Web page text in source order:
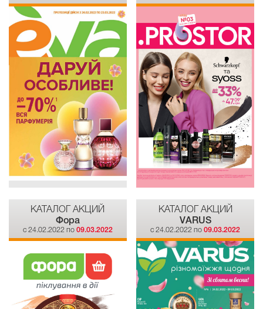
КАТАЛОГ АКЦИЙ
Фора
c 24.02.2022 по 09.03.2022
КАТАЛОГ АКЦИЙ
VARUS
c 24.02.2022 по09.03.2022